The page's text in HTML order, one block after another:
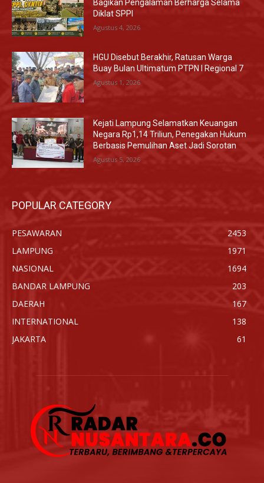
Bagikan Pengalaman Berharga Selama
Diklat SPPI
Agustus 4, 2026
HGU Disebut Berakhir, Ratusan Warga
Buay Bulan Ultimatum PTPN I Regional 7
Agustus 1, 2026
Kejati Lampung Selamatkan Keuangan
Negara Rp1,14 Triliun, Penegakan Hukum
Berbasis Pemulihan Aset Jadi Sorotan
Agustus 5, 2026
POPULAR CATEGORY
PESAWARAN
2453
LAMPUNG
1971
NASIONAL
1694
BANDAR LAMPUNG
203
DAERAH
167
INTERNATIONAL
138
JAKARTA
61